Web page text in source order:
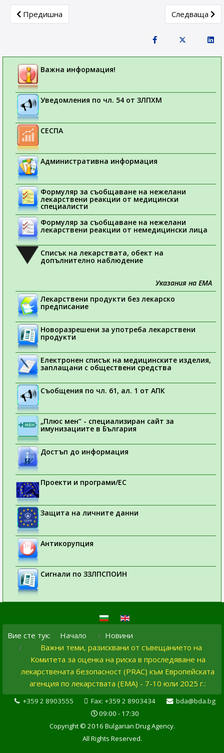
Previous article: Важни теми от съвещанието на
Предишна Next article:
Следваща
Важна информация!
Уведомления по чл. 54 от ЗЛПХМ
СЕСПА
Административна информация
Формуляр за съобщаване на нежелани
лекарствени реакции от медицински
специалисти
Формуляр за съобщаване на нежелани
лекарствени реакции от немедицински лица
Списък на лекарствата, обект на
допълнително наблюдение
Указания на ЕМА
Лекарствени продукти без лекарско
предписание
Новоразрешени за употреба лекарствени
продукти
Електронен списък на медицинските изделия,
заплащани с обществени средства
Съобщения по чл. 61, ал. 1 от АПК
„Плюс мен“ - специализиран сайт за
имунизациите в България
Достъп до информация
Проекти и програми/ЕС
Защита на личните данни
Антикорупция
Сигнали по ЗЗЛПСПОИН
Вие сте тук: Начало
Новини
Важни теми, разисквани от съвещанието на
Комитета за оценка на риска в проследяване на
лекарствената безопасност (PRAC) към Европейската
агенция по лекарствата (ЕМА) - 7-10 юли 2025 г.:
+359 2 8903555 Fax: +359 2 8903434
bda@bda.bg
09:00 - 17:30
Copyright © 2016 Bulgarian Drug Agency.
All Rights Reserved.